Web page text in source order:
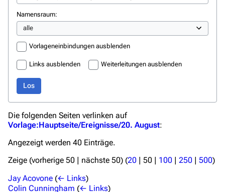
3638 2133 346.353
Navigation
Hauptseite
Spezialseiten
Filme und Serien
Überblick
Namensraum:
Vorlageneinbindungen ausblenden
Links ausblenden Weiterleitungen ausblenden
Los
Die folgenden Seiten verlinken auf
Vorlage:Hauptseite/Ereignisse/20. August:
Angezeigt werden 40 Einträge.
Zeige (vorherige 50 nächste 50) (20 50 100 250 500)
Jay Acovone (← Links)
Colin Cunningham (← Links)